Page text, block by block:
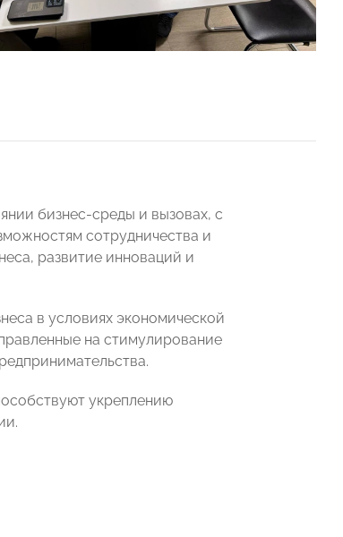
бизнес-среды и вызовах, с
сотрудничества и
развитие инноваций и
в условиях экономической
на стимулирование
укреплению